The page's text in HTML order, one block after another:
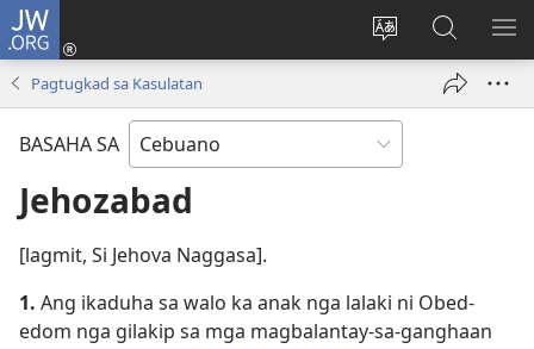
JW.ORG
Ilisi
pinulongan
sa
site
Log
ug
Pangitaa
sa
JW.ORG
Pagtugkad sa Kasulatan
BASAHA SA
Jehozabad
[lagmit, Si Jehova Naggasa].
1. Ang ikaduha sa walo ka anak nga lalaki ni Obed-
edom nga gilakip sa mga magbalantay-sa-ganghaan